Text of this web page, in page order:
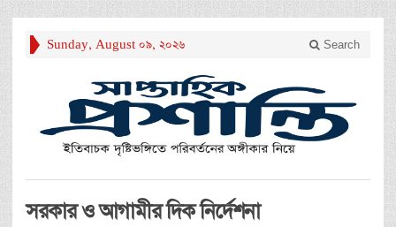
Sunday, August 09, 2026 Search
সরকার ও আগামীর দিক নির্দেশনা